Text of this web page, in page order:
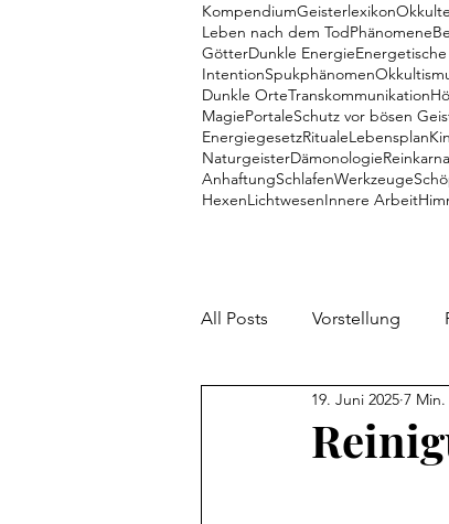
KompendiumGeisterlexikon
Leben nach dem TodPhänomene
GötterDunkle Energie
IntentionSpukphänomen
Dunkle OrteTranskommunikation
MagiePortaleSchutz vor bösen
EnergiegesetzRitualeLebensplan
NaturgeisterDämonologie
AnhaftungSchlafenWerkzeuge
HexenLichtwesenInnere Arbeit
All Posts Vorstellung
Dämonen
19. Juni 2025 7